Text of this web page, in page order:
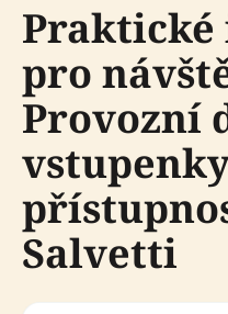
pro
Provozní
Salvetti